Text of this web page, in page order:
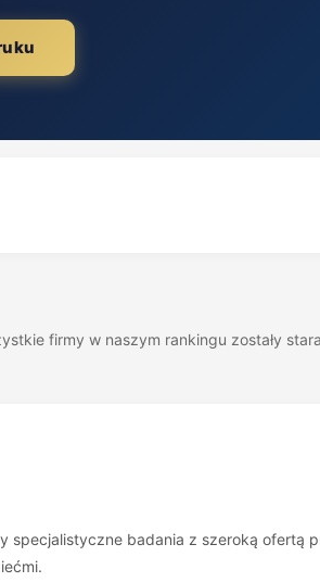
firmy w naszym rankingu zostały
specjalistyczne badania z szeroką ofertą